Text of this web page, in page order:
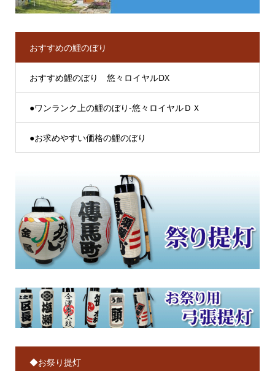
おすすめの鯉のぼり
おすすめ鯉のぼり 悠々ロイヤルDX
●ワンランク上の鯉のぼり-悠々ロイヤルＤＸ
●お求めやすい価格の鯉のぼり
◆お祭り提灯